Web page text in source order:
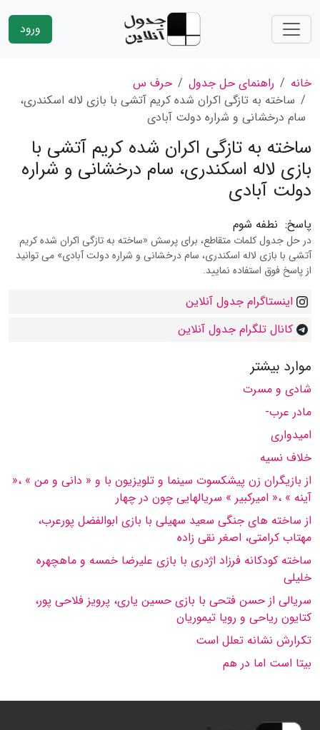
ورود
خانه راهنمای حل جدول
حرف س
ساخته به تازگى اكران شده كریم آتشى با بازى لاله اسكندرى،
سام درخشانى و شراره دولت آبادى
ساخته به تازگى اكران شده كریم آتشى با
بازى لاله اسكندرى، سام درخشانى و شراره
دولت آبادى
پاسخ: نطفه شوم
در حل جدول کلمات متقاطع، برای پرسش «ساخته به تازگى اكران شده كریم
آتشى با بازى لاله اسكندرى، سام درخشانى و شراره دولت آبادى» می توانید
از پاسخ فوق استفاده نمایید.
اینستاگرام جدول آنلاین
کانال تلگرام جدول آنلاین
موارد بیشتر
شادى و مسرت
مادر عرب-
امیدوارى
خلاف نسیه
از بازیگران زن پیشكسوت سینما و تلویزیون با و « دانى و من » ،«
آینه » ،« امیركبیر » سریالهایى چون در چهار
از ساخته هاى جنگی سعید سهیلى با بازى ابوالفضل پورعرب،
مهتاب كرامتى، اصغر نقى زاده
ساخته كودكانه فرزاد اژدرى با بازى علیرضا خمسه و ماهچهره
خلیلى
سریالى از حسن فتحى با بازى حسین یارى، پرویز فلاحى پور،
كتایون ریاحى و رویا تیموریان
تكرارش نشانه تعلل است
بیتا است اما در هم